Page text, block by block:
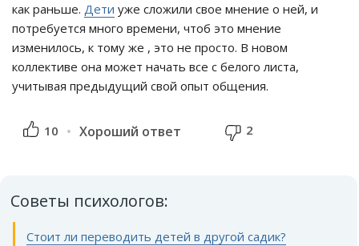
как раньше. Дети уже сложили свое мнение о ней, и
потребуется много времени, чтоб это мнение
изменилось, к тому же , это не просто. В новом
коллективе она может начать все с белого листа,
учитывая предыдущий свой опыт общения.
10 Хороший ответ 2
Советы психологов:
Стоит ли переводить детей в другой садик?